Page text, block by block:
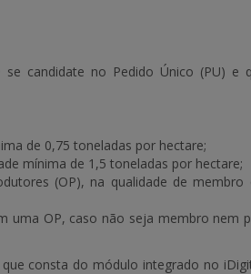
candidate no Pedido Único (PU) e
de 0,75 toneladas por hectare;
mínima de 1,5 toneladas por hectare;
(OP), na qualidade de
uma OP, caso não seja membro nem
consta do módulo integrado no